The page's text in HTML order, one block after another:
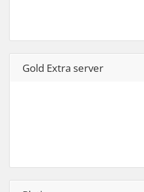
Gold Extra server